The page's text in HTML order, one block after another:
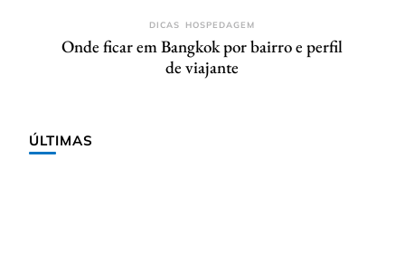
DICAS HOSPEDAGEM
Onde ficar em Bangkok por bairro e perfil
de viajante
ÚLTIMAS